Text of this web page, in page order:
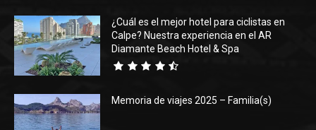
¿Cuál es el mejor hotel para ciclistas en
Calpe? Nuestra experiencia en el AR
Diamante Beach Hotel & Spa
Memoria de viajes 2025 – Familia(s)